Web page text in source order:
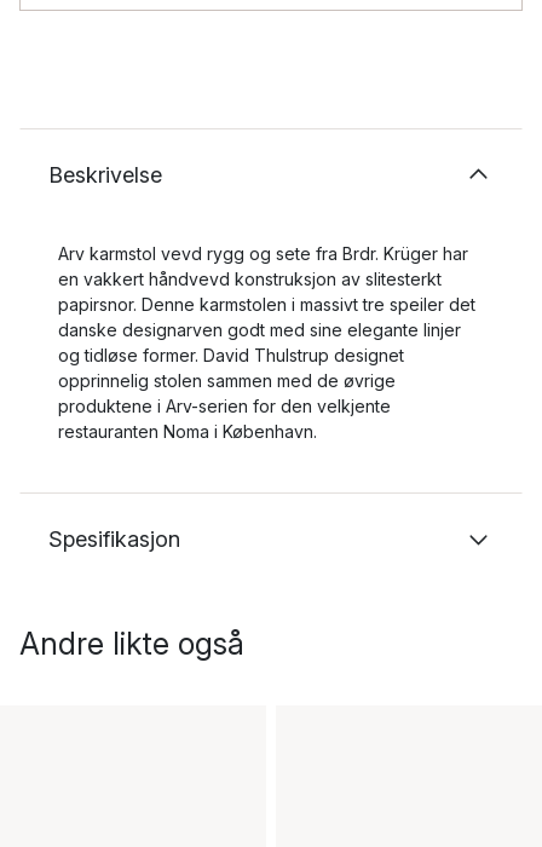
Beskrivelse
Arv karmstol vevd rygg og sete fra Brdr. Krüger har
en vakkert håndvevd konstruksjon av slitesterkt
papirsnor. Denne karmstolen i massivt tre speiler det
danske designarven godt med sine elegante linjer
og tidløse former. David Thulstrup designet
opprinnelig stolen sammen med de øvrige
produktene i Arv-serien for den velkjente
restauranten Noma i København.
Spesifikasjon
Andre likte også